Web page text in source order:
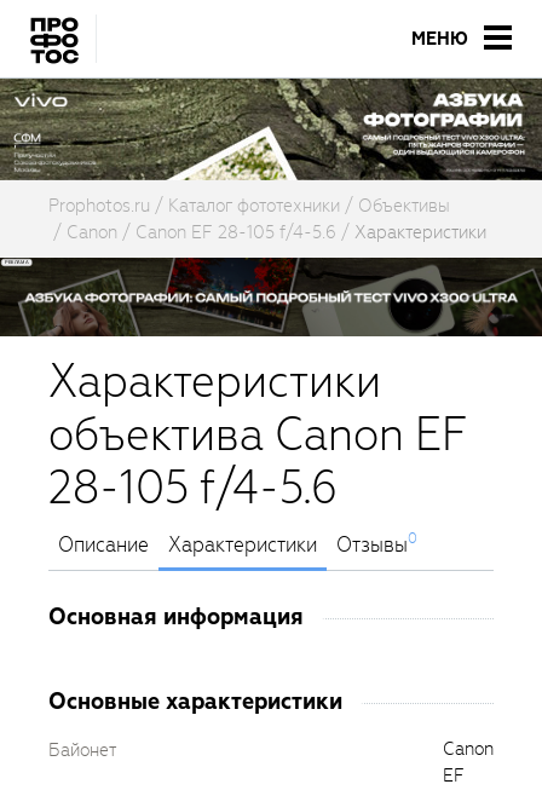
МЕНЮ
Prophotos.ru Каталог фототехники
Объективы
Canon
Canon EF 28-105 f/4-5.6 Характеристики
Характеристики
объектива Canon EF
28-105 f/4-5.6
Описание Характеристики Отзывы0
Основная информация
Основные характеристики
Байонет
Canon
EF